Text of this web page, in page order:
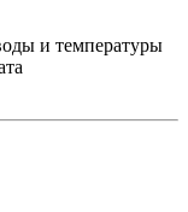
и температуры